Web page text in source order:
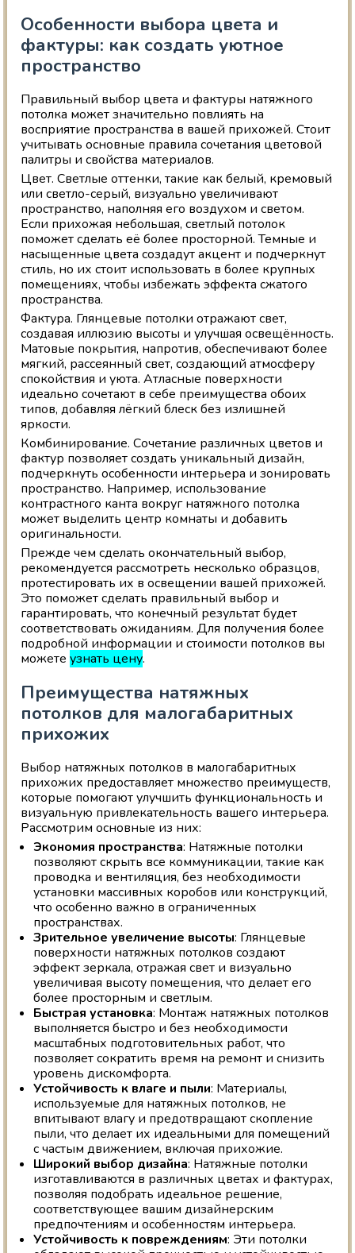
Особенности выбора цвета и
фактуры: как создать уютное
пространство
Правильный выбор цвета и фактуры натяжного
потолка может значительно повлиять на
восприятие пространства в вашей прихожей. Стоит
учитывать основные правила сочетания цветовой
палитры и свойства материалов.
Цвет. Светлые оттенки, такие как белый, кремовый
или светло-серый, визуально увеличивают
пространство, наполняя его воздухом и светом.
Если прихожая небольшая, светлый потолок
поможет сделать её более просторной. Темные и
насыщенные цвета создадут акцент и подчеркнут
стиль, но их стоит использовать в более крупных
помещениях, чтобы избежать эффекта сжатого
пространства.
Фактура. Глянцевые потолки отражают свет,
создавая иллюзию высоты и улучшая освещённость.
Матовые покрытия, напротив, обеспечивают более
мягкий, рассеянный свет, создающий атмосферу
спокойствия и уюта. Атласные поверхности
идеально сочетают в себе преимущества обоих
типов, добавляя лёгкий блеск без излишней
яркости.
Комбинирование. Сочетание различных цветов и
фактур позволяет создать уникальный дизайн,
подчеркнуть особенности интерьера и зонировать
пространство. Например, использование
контрастного канта вокруг натяжного потолка
может выделить центр комнаты и добавить
оригинальности.
Прежде чем сделать окончательный выбор,
рекомендуется рассмотреть несколько образцов,
протестировать их в освещении вашей прихожей.
Это поможет сделать правильный выбор и
гарантировать, что конечный результат будет
соответствовать ожиданиям. Для получения более
подробной информации и стоимости потолков вы
можетеузнать цену.
Преимущества натяжных
потолков для малогабаритных
прихожих
Выбор натяжных потолков в малогабаритных
прихожих предоставляет множество преимуществ,
которые помогают улучшить функциональность и
визуальную привлекательность вашего интерьера.
Рассмотрим основные из них:
Экономия пространства: Натяжные потолки
позволяют скрыть все коммуникации, такие как
проводка и вентиляция, без необходимости
установки массивных коробов или конструкций,
что особенно важно в ограниченных
пространствах.
Зрительное увеличение высоты: Глянцевые
поверхности натяжных потолков создают
эффект зеркала, отражая свет и визуально
увеличивая высоту помещения, что делает его
более просторным и светлым.
Быстрая установка: Монтаж натяжных потолков
выполняется быстро и без необходимости
масштабных подготовительных работ, что
позволяет сократить время на ремонт и снизить
уровень дискомфорта.
Устойчивость к влаге и пыли: Материалы,
используемые для натяжных потолков, не
впитывают влагу и предотвращают скопление
пыли, что делает их идеальными для помещений
с частым движением, включая прихожие.
Широкий выбор дизайна: Натяжные потолки
изготавливаются в различных цветах и фактурах,
позволяя подобрать идеальное решение,
соответствующее вашим дизайнерским
предпочтениям и особенностям интерьера.
Устойчивость к повреждениям: Эти потолки